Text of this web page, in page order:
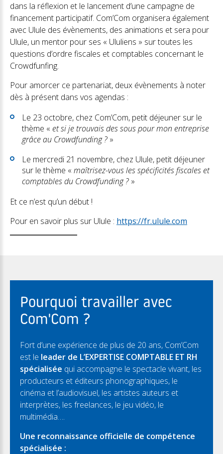
dans la réflexion et le lancement d’une campagne de
financement participatif. Com’Com organisera également
avec Ulule des évènements, des animations et sera pour
Ulule, un mentor pour ses « Ululiens » sur toutes les
questions d’ordre fiscales et comptables concernant le
Crowdfunfing.
Pour amorcer ce partenariat, deux évènements à noter
dès à présent dans vos agendas :
Le 23 octobre, chez Com’Com, petit déjeuner sur le
thème « et si je trouvais des sous pour mon entreprise
grâce au Crowdfunding ? »
Le mercredi 21 novembre, chez Ulule, petit déjeuner
sur le thème « maîtrisez-vous les spécificités fiscales et
comptables du Crowdfunding ? »
Et ce n’est qu’un début !
Pour en savoir plus sur Ulule : https://fr.ulule.com
Pourquoi travailler avec
Com'Com ?
Fort d’une expérience de plus de 20 ans, Com’Com
est le leader de L’EXPERTISE COMPTABLE ET RH
spécialisée qui accompagne le spectacle vivant, les
producteurs et éditeurs phonographiques, le
cinéma et l’audiovisuel, les artistes auteurs et
interprètes, les freelances, le jeu vidéo, le
multimédia….
Une reconnaissance officielle de compétence
spécialisée :